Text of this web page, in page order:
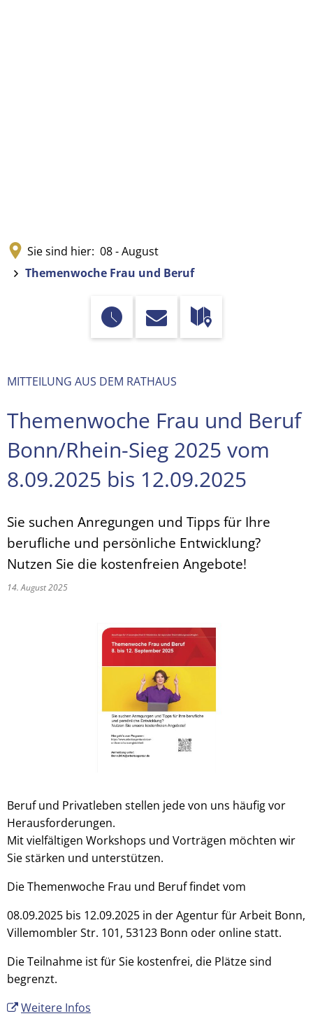
Sie sind hier: 08 - August
Themenwoche Frau und Beruf
MITTEILUNG AUS DEM RATHAUS
Themenwoche Frau und Beruf
Bonn/Rhein-Sieg 2025 vom
8.09.2025 bis 12.09.2025
Sie suchen Anregungen und Tipps für Ihre
berufliche und persönliche Entwicklung?
Nutzen Sie die kostenfreien Angebote!
14. August 2025
Beruf und Privatleben stellen jede von uns häufig vor
Herausforderungen.
Mit vielfältigen Workshops und Vorträgen möchten wir
Sie stärken und unterstützen.
Die Themenwoche Frau und Beruf findet vom
08.09.2025 bis 12.09.2025 in der Agentur für Arbeit Bonn,
Villemombler Str. 101, 53123 Bonn oder online statt.
Die Teilnahme ist für Sie kostenfrei, die Plätze sind
begrenzt.
Weitere Infos